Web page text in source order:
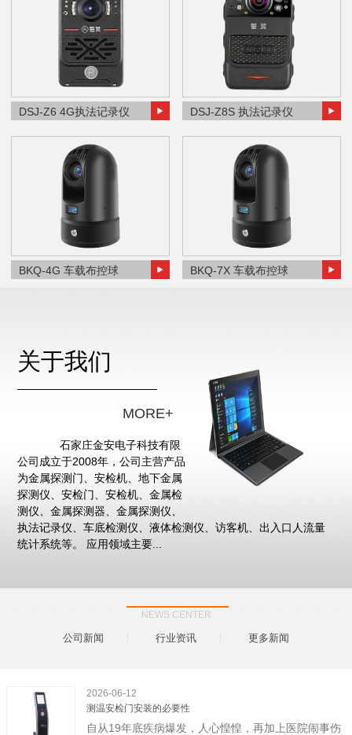
DSJ-Z6 4G执法记录仪 DSJ-Z8S 执法记录仪
BKQ-4G 车载布控球 BKQ-7X 车载布控球
关于我们
MORE+
石家庄金安电子科技有限
公司成立于2008年，公司主营产品
为金属探测门、安检机、地下金属
探测仪、安检门、安检机、金属检
测仪、金属探测器、金属探测仪、
执法记录仪、车底检测仪、液体检测仪、访客机、出入口人流量
统计系统等。 应用领域主要...
NEWS CENTER
公司新闻 行业资讯 更多新闻
2026-06-12
测温安检门安装的必要性
自从19年底疾病爆发，人心惶惶，再加上医院闹事伤